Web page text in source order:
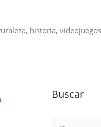
historia,
Buscar